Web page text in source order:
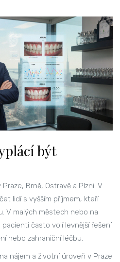
být
Brně, Ostravě a Plzni. V
lidí s vyšším příjmem, kteří
V malých městech nebo na
často volí levnější řešení
nebo zahraniční léčbu.
nájem a životní úroveň v Praze